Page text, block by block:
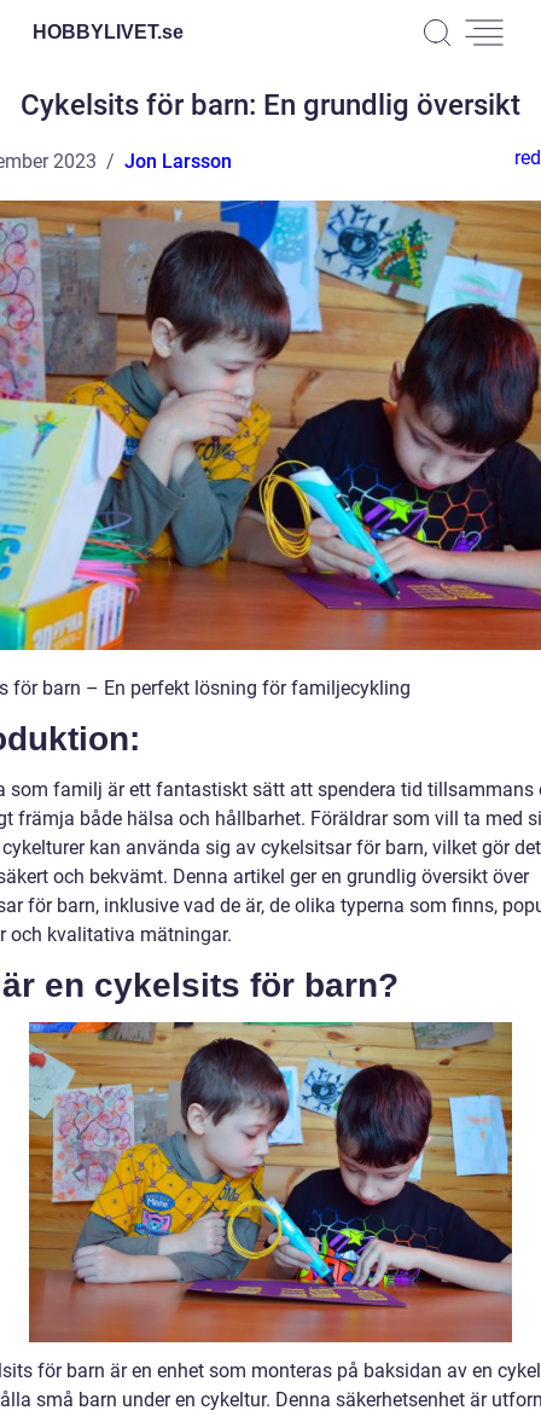
HOBBYLIVET.se
Cykelsits för barn: En grundlig översikt
2023 Jon Larsson
för barn – En perfekt lösning för familjecykling
som familj är ett fantastiskt sätt att spendera tid tillsammans
främja både hälsa och hållbarhet. Föräldrar som vill ta med
kan använda sig av cykelsitsar för barn, vilket gör
och bekvämt. Denna artikel ger en grundlig översikt över
för barn, inklusive vad de är, de olika typerna som finns,
och kvalitativa mätningar.
en cykelsits för barn?
för barn är en enhet som monteras på baksidan av en
små barn under en cykeltur. Denna säkerhetsenhet är